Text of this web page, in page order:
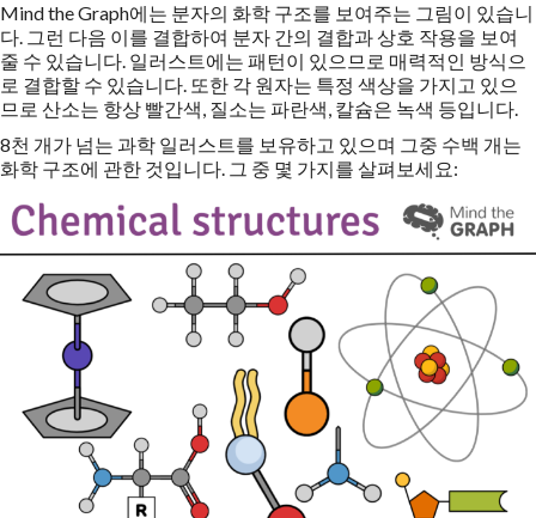
Mind the Graph에는 분자의 화학 구조를 보여주는 그림이 있습니
다. 그런 다음 이를 결합하여 분자 간의 결합과 상호 작용을 보여
줄 수 있습니다. 일러스트에는 패턴이 있으므로 매력적인 방식으
로 결합할 수 있습니다. 또한 각 원자는 특정 색상을 가지고 있으
므로 산소는 항상 빨간색, 질소는 파란색, 칼슘은 녹색 등입니다.
8천 개가 넘는 과학 일러스트를 보유하고 있으며 그중 수백 개는
화학 구조에 관한 것입니다. 그 중 몇 가지를 살펴보세요: